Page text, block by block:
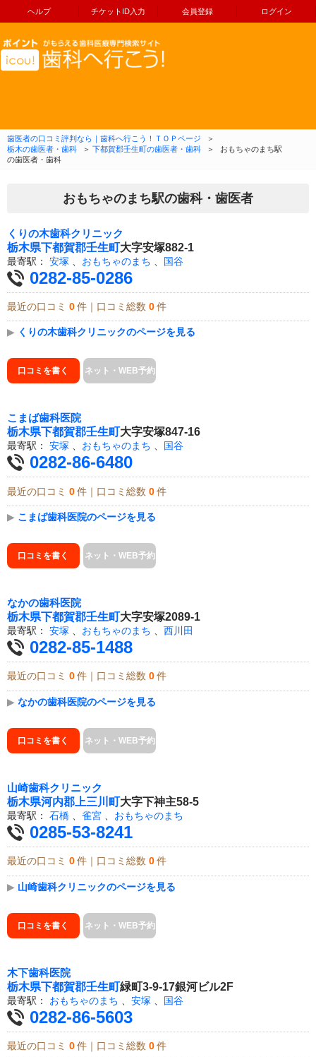
ヘルプ チケットID入力 会員登録 ログイン
コンテンツへ移動
歯医者の口コミ評判なら｜歯科へ行こう！ＴＯＰページ
＞
栃木の歯医者・歯科
＞ 下都賀郡壬生町の歯医者・歯科 ＞
おもちゃのまち駅
の歯医者・歯科
おもちゃのまち駅の歯科・歯医者
くりの木歯科クリニック
栃木県下都賀郡壬生町大字安塚882-1
最寄駅： 安塚 おもちゃのまち 国谷
0282-85-0286
最近の口コミ 0 件｜口コミ総数 0 件
▶ くりの木歯科クリニックのページを見る
口コミを書く ネット・WEB予約
こまば歯科医院
栃木県下都賀郡壬生町大字安塚847-16
最寄駅： 安塚 、 おもちゃのまち 、 国谷
0282-86-6480
最近の口コミ 0 件｜口コミ総数 0 件
▶ こまば歯科医院のページを見る
口コミを書く ネット・WEB予約
なかの歯科医院
栃木県下都賀郡壬生町大字安塚2089-1
最寄駅： 安塚 おもちゃのまち 西川田
0282-85-1488
最近の口コミ 0 件｜口コミ総数 0 件
▶ なかの歯科医院のページを見る
口コミを書く ネット・WEB予約
山崎歯科クリニック
栃木県河内郡上三川町大字下神主58-5
最寄駅： 石橋 雀宮 おもちゃのまち
0285-53-8241
最近の口コミ 0 件｜口コミ総数 0 件
▶ 山崎歯科クリニックのページを見る
口コミを書く ネット・WEB予約
木下歯科医院
栃木県下都賀郡壬生町緑町3-9-17銀河ビル2F
最寄駅： おもちゃのまち 安塚 国谷
0282-86-5603
最近の口コミ 0 件｜口コミ総数 0 件